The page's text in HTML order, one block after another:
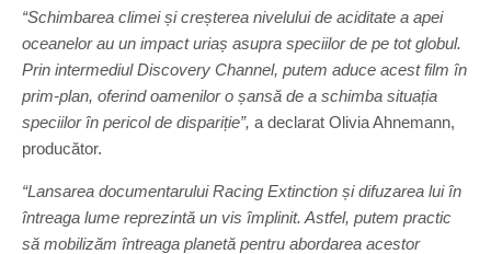
“Schimbarea climei și creșterea nivelului de aciditate a apei
oceanelor au un impact uriaș asupra speciilor de pe tot globul.
Prin intermediul Discovery Channel, putem aduce acest film în
prim-plan, oferind oamenilor o șansă de a schimba situația
speciilor în pericol de dispariție”, a declarat Olivia Ahnemann,
producător.
“Lansarea documentarului Racing Extinction și difuzarea lui în
întreaga lume reprezintă un vis împlinit. Astfel, putem practic
să mobilizăm întreaga planetă pentru abordarea acestor